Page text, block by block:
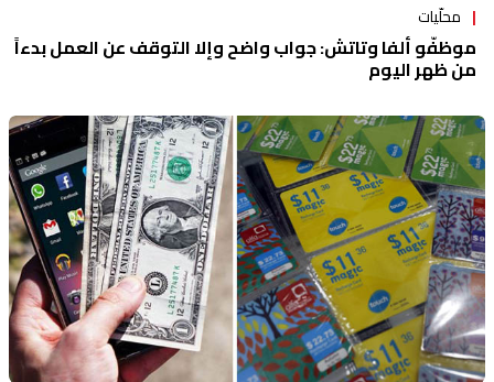
محلّيات
موظفّو ألفا وتاتش: جواب واضح وإلا التوقف عن العمل بدءاً
من ظهر اليوم